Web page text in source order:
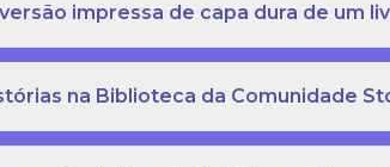
impressa de capa dura de um
na Biblioteca da Comunidade